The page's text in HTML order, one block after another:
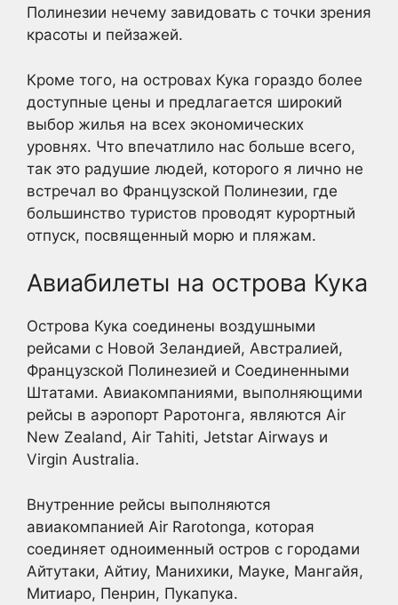
Полинезии нечему завидовать с точки зрения
красоты и пейзажей.
Кроме того, на островах Кука гораздо более
доступные цены и предлагается широкий
выбор жилья на всех экономических
уровнях. Что впечатлило нас больше всего,
так это радушие людей, которого я лично не
встречал во Французской Полинезии, где
большинство туристов проводят курортный
отпуск, посвященный морю и пляжам.
Авиабилеты на острова Кука
Острова Кука соединены воздушными
рейсами с Новой Зеландией, Австралией,
Французской Полинезией и Соединенными
Штатами. Авиакомпаниями, выполняющими
рейсы в аэропорт Раротонга, являются Air
New Zealand, Air Tahiti, Jetstar Airways и
Virgin Australia.
Внутренние рейсы выполняются
авиакомпанией Air Rarotonga, которая
соединяет одноименный остров с городами
Айтутаки, Айтиу, Манихики, Мауке, Мангайя,
Митиаро, Пенрин, Пукапука.